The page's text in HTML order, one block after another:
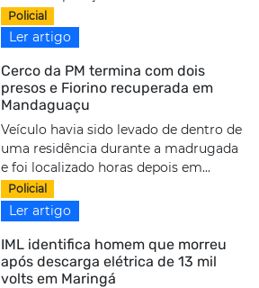
Policial
Ler artigo
Cerco da PM termina com dois
presos e Fiorino recuperada em
Mandaguaçu
Veículo havia sido levado de dentro de
uma residência durante a madrugada
e foi localizado horas depois em...
Policial
Ler artigo
IML identifica homem que morreu
após descarga elétrica de 13 mil
volts em Maringá